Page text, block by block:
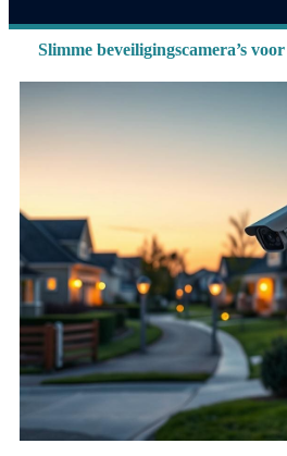
Slimme beveiligingscamera’s